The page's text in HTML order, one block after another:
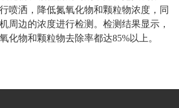
喷洒，降低氮氧化物和颗粒物浓度，同
周边的浓度进行检测。检测结果显示，
化物和颗粒物去除率都达85%以上。